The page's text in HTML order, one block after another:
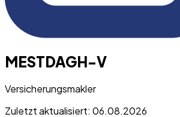
MESTDAGH-V
Versicherungsmakler
Zuletzt aktualisiert: 06.08.2026